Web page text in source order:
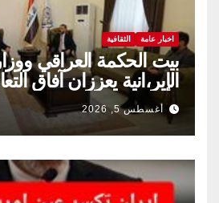
اخبار عامة الثقافية
بيت الحكمة العراقي
الإير،انية يعززان آفاق
والثقافي.
أغسطس 5, 2026